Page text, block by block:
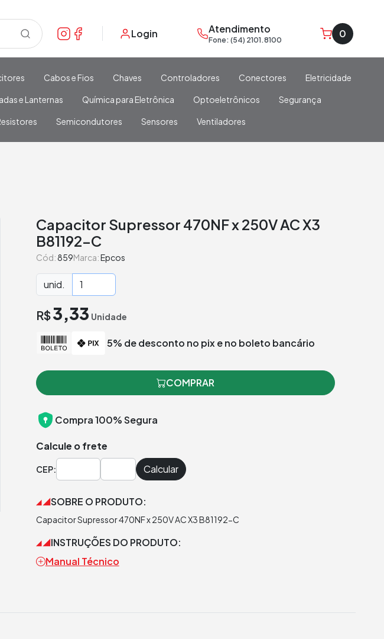
Login Atendimento
Fone: (54) 2101.8100 0
Cabos e Fios Chaves Controladores Conectores Eletricidade
e Lanternas Química para Eletrônica Optoeletrônicos Segurança
Semicondutores Sensores Ventiladores
Capacitor Supressor 470NF x 250V AC X3
B81192-C
Cód:859Marca:Epcos
unid.
R$3,33 Unidade
5% de desconto no pix e no boleto bancário
COMPRAR
Compra 100% Segura
Calcule o frete
CEP: Calcular
SOBRE O PRODUTO:
Capacitor Supressor 470NF x 250V AC X3 B81192-C
INSTRUÇÕES DO PRODUTO:
Manual Técnico